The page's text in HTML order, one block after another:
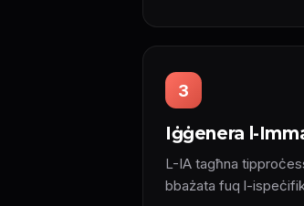
3
Iġġenera l-
L-IA tagħna
bbażata fuq l-